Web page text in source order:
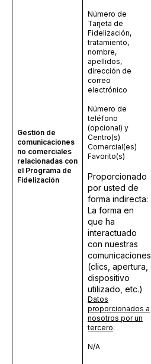
Gestión de
comunicaciones
no comerciales
relacionadas con
el Programa de
Fidelización
Número de
Tarjeta de
Fidelización,
tratamiento,
nombre,
apellidos,
dirección de
correo
electrónico
Número de
teléfono
(opcional) y
Centro(s)
Comercial(es)
Favorito(s)
Proporcionado
por usted de
forma indirecta:
La forma en
que ha
interactuado
con nuestras
comunicaciones
(clics, apertura,
dispositivo
utilizado, etc.)
Datos
proporcionados a
nosotros por un
tercero:
N/A